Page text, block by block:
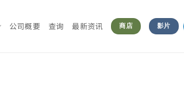
公司概要 查询 最新资讯 商店 影片